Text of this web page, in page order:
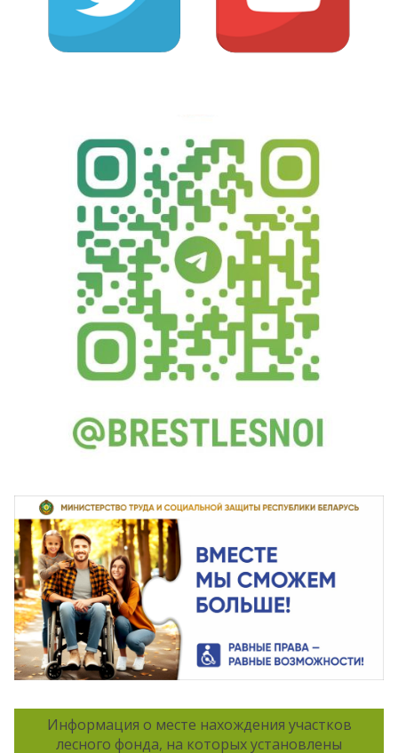
Информация о месте нахождения участков
лесного фонда, на которых установлены